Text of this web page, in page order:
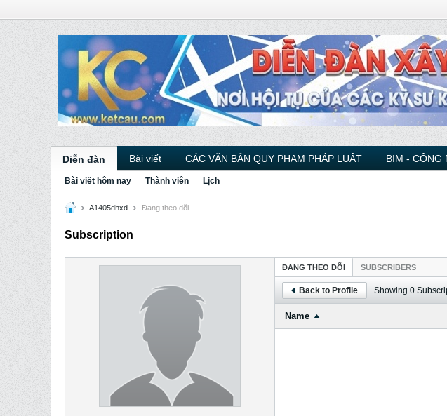
Diễn đàn Bài viết CÁC VĂN BẢN QUY PHẠM PHÁP LUẬT BIM - CÔNG
Bài viết hôm nay Thành viên Lịch
A1405dhxd Ðang theo dõi
Subscription
ÐANG THEO DÕI SUBSCRIBERS
Back to Profile Showing 0
Name